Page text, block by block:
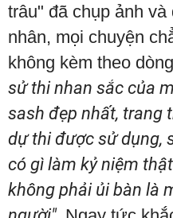
trâu" đã chụp ảnh
nhân, mọi chuyện
không kèm theo
sử thi nhan sắc của
sash đẹp nhất, trang
dự thi được sử dụng,
có gì làm kỷ niệm
không phải ủi bàn là